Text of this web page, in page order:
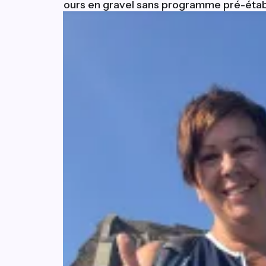
Ezekiel : 5 jours en gravel sans programme pré-